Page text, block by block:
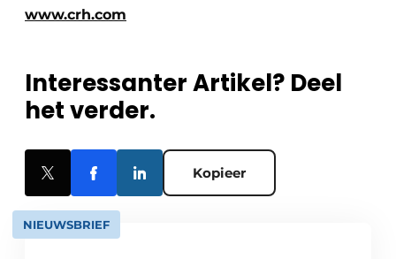
www.crh.com
Interessanter Artikel? Deel
het verder.
Kopieer
NIEUWSBRIEF